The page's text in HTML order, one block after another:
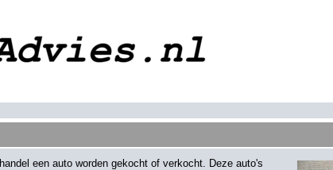
een auto worden gekocht of verkocht. Deze auto's